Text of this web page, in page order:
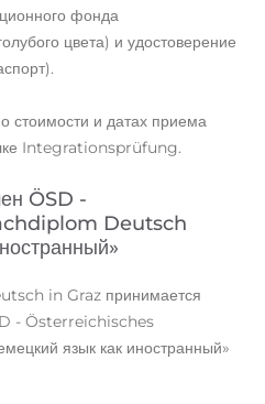
фонда
цвета) и удостоверение
стоимости и датах приема
Integrationsprüfung.
ÖSD -
Deutsch
in Graz принимается
- Österreichisches
язык как иностранный»